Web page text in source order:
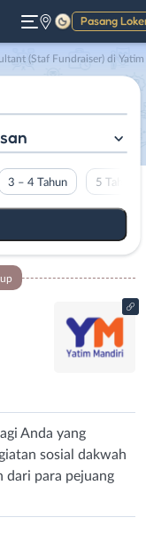
Pasang
Gelap
(Staf Fundraiser) di Yatim Mandiri
3 – 4 Tahun 5 Tahun
Anda yang
sosial dakwah
dari para pejuang